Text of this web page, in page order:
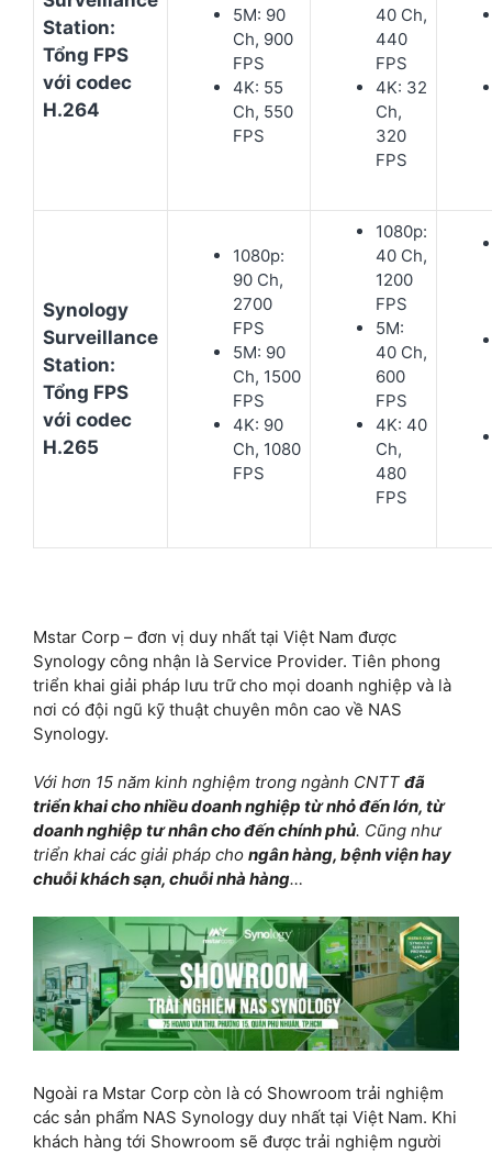
Station:
Tổng FPS
với codec
H.264
5M: 90
Ch, 900
FPS
4K: 55
Ch, 550
FPS
40 Ch,
440
FPS
4K: 32
Ch,
320
FPS
Synology
Surveillance
Station:
Tổng FPS
với codec
H.265
1080p:
90 Ch,
2700
FPS
5M: 90
Ch, 1500
FPS
4K: 90
Ch, 1080
FPS
1080p:
40 Ch,
1200
FPS
5M:
40 Ch,
600
FPS
4K: 40
Ch,
480
FPS
Mstar Corp – đơn vị duy nhất tại Việt Nam được
Synology công nhận là Service Provider. Tiên phong
triển khai giải pháp lưu trữ cho mọi doanh nghiệp và là
nơi có đội ngũ kỹ thuật chuyên môn cao về NAS
Synology.
Với hơn 15 năm kinh nghiệm trong ngành CNTT đã
triển khai cho nhiều doanh nghiệp từ nhỏ đến lớn, từ
doanh nghiệp tư nhân cho đến chính phủ. Cũng như
triển khai các giải pháp cho ngân hàng, bệnh viện hay
chuỗi khách sạn, chuỗi nhà hàng…
Ngoài ra Mstar Corp còn là có Showroom trải nghiệm
các sản phẩm NAS Synology duy nhất tại Việt Nam. Khi
khách hàng tới Showroom sẽ được trải nghiệm người